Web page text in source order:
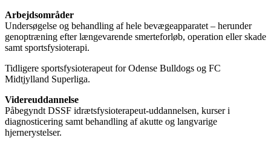
Arbejdsområder
Undersøgelse og behandling af hele bevægeapparatet – herunder
genoptræning efter længevarende smerteforløb, operation eller skade
samt sportsfysioterapi.
Tidligere sportsfysioterapeut for Odense Bulldogs og FC
Midtjylland Superliga.
Videreuddannelse
Påbegyndt DSSF idrætsfysioterapeut-uddannelsen, kurser i
diagnosticering samt behandling af akutte og langvarige
hjernerystelser.